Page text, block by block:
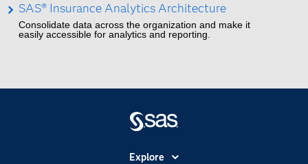
SAS® Insurance Analytics Architecture
Consolidate data across the organization and make it
easily accessible for analytics and reporting.
Explore